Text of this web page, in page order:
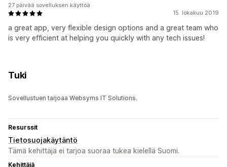
15. lokakuu 2019
a great app, very flexible design options and a great team who
is very efficient at helping you quickly with any tech issues!
27 päivää sovelluksen käyttöä
Tuki
Sovellustuen tarjoaa Websyms IT Solutions.
Resurssit
Tietosuojakäytäntö
Tämä kehittäjä ei tarjoa suoraa tukea kielellä Suomi.
Kehittäjä